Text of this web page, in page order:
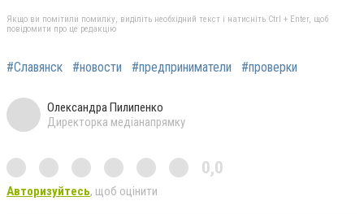
Якщо ви помітили помилку, виділіть необхідний текст і натисніть Ctrl + Enter, щоб
повідомити про це редакцію
#Славянск #новости #предприниматели #проверки
Олександра Пилипенко
Директорка медіанапрямку
0,0
Авторизуйтесь, щоб оцінити